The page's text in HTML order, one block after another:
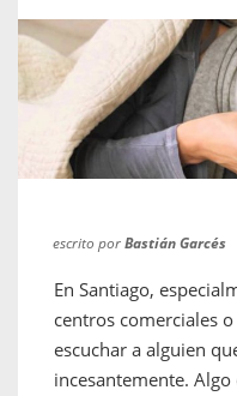
escrito porBastián Garcés
En Santiago,
centros comerciales
escuchar a alguien
incesantemente.